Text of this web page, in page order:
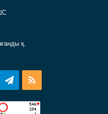
қ.
Telegram